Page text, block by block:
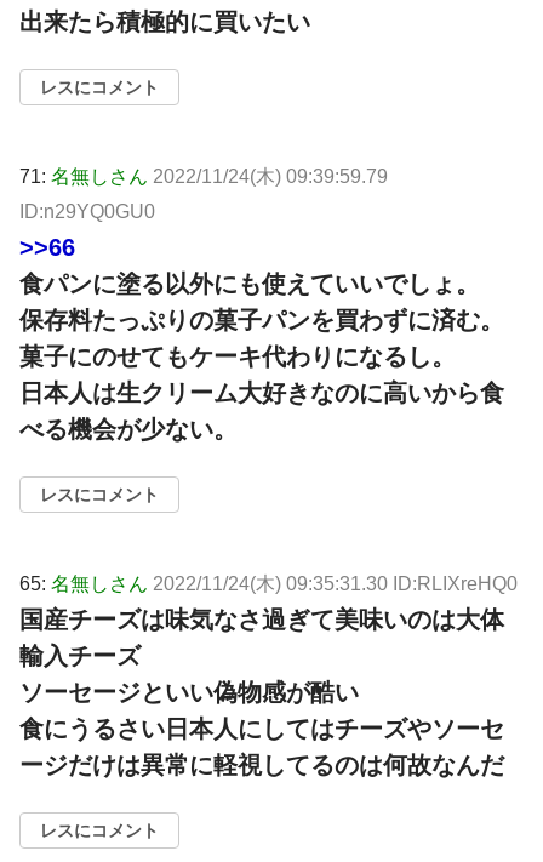
出来たら積極的に買いたい
レスにコメント
71: 名無しさん 2022/11/24(木) 09:39:59.79
ID:n29YQ0GU0
>>66
食パンに塗る以外にも使えていいでしょ。
保存料たっぷりの菓子パンを買わずに済む。
菓子にのせてもケーキ代わりになるし。
日本人は生クリーム大好きなのに高いから食
べる機会が少ない。
レスにコメント
65: 名無しさん 2022/11/24(木) 09:35:31.30 ID:RLIXreHQ0
国産チーズは味気なさ過ぎて美味いのは大体
輸入チーズ
ソーセージといい偽物感が酷い
食にうるさい日本人にしてはチーズやソーセ
ージだけは異常に軽視してるのは何故なんだ
レスにコメント